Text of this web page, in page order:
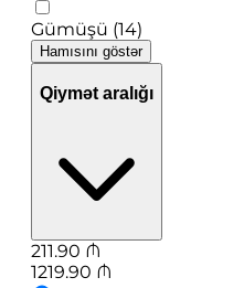
Gümüşü (14)
Hamısını göstər
Qiymət aralığı
211.90 ₼
1219.90 ₼